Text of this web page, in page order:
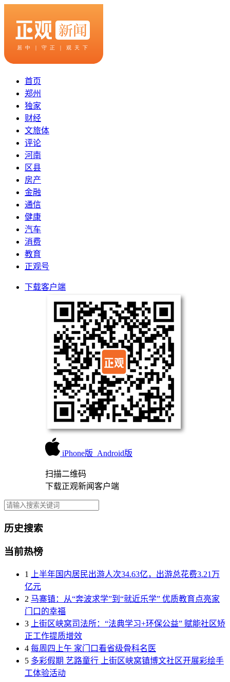
首页
郑州
独家
财经
文旅体
评论
河南
区县
房产
金融
通信
健康
汽车
消费
教育
正观号
下载客户端
iPhone版 Android版
扫描二维码
下载正观新闻客户端
历史搜索
当前热榜
1
上半年国内居民出游人次34.63亿，出游总花费3.21万
亿元
2 马寨镇：从“奔波求学”到“就近乐学” 优质教育点亮家
门口的幸福
3
上街区峡窝司法所：“法典学习+环保公益” 赋能社区矫
正工作提质增效
4 每周四上午 家门口看省级骨科名医
5 多彩假期 艺路童行 上街区峡窝镇博文社区开展彩绘手
工体验活动